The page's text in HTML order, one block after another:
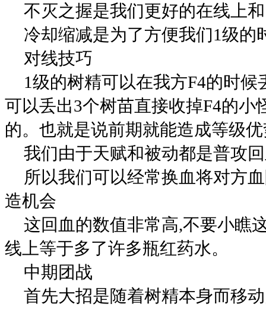
不灭之握是我们更好的在线上
冷却缩减是为了方便我们1级的
对线技巧
1级的树精可以在我方F4的时候
可以丢出3个树苗直接收掉F4的小
的。也就是说前期就能造成等级
我们由于天赋和被动都是普攻
所以我们可以经常换血将对方
造机会
这回血的数值非常高,不要小瞧
线上等于多了许多瓶红药水。
中期团战
首先大招是随着树精本身而移